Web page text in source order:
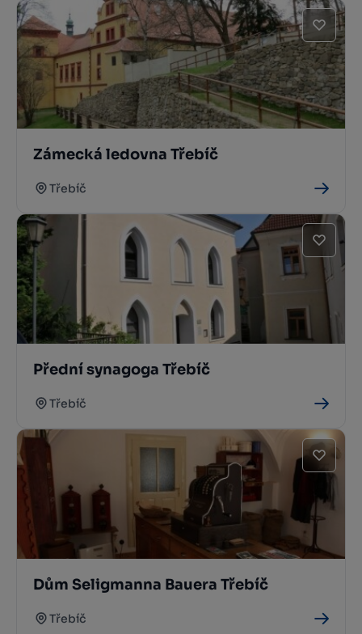
Zámecká ledovna Třebíč
Třebíč
Přední synagoga Třebíč
Třebíč
Dům Seligmanna Bauera Třebíč
Třebíč